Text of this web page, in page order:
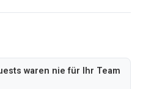
waren nie für Ihr Team